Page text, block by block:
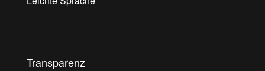
Transparenz